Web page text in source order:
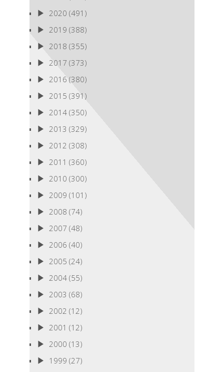
2020 (491)
2019 (388)
2018 (355)
2017 (373)
2016 (380)
2015 (391)
2014 (350)
2013 (329)
2012 (308)
2011 (360)
2010 (300)
2009 (101)
2008 (74)
2007 (48)
2006 (40)
2005 (24)
2004 (55)
2003 (68)
2002 (12)
2001 (12)
2000 (13)
1999 (27)